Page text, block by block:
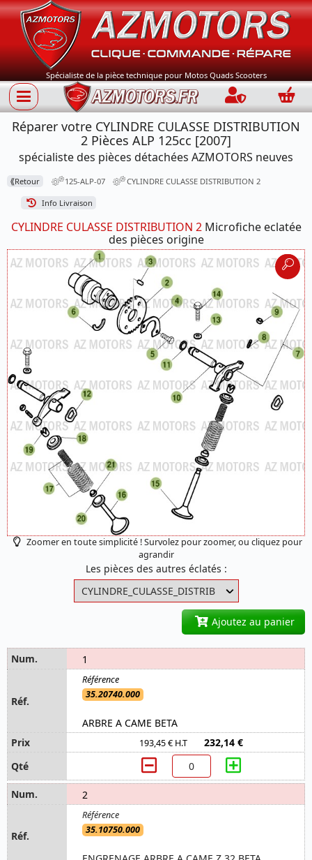
Spécialiste de la pièce technique pour Motos Quads Scooters
Connection
Réparer votre CYLINDRE CULASSE DISTRIBUTION
2 Pièces ALP 125cc [2007]
spécialiste des pièces détachées AZMOTORS neuves
⟪Retour 125-ALP-07 CYLINDRE CULASSE DISTRIBUTION 2
Info Livraison
CYLINDRE CULASSE DISTRIBUTION 2Microfiche eclatée
des pièces origine
Zoomer en toute simplicité ! Survolez pour zoomer, ou cliquez pour
agrandir
Les pièces des autres éclatés :
Ajoutez au panier
1
35.20740.000
ARBRE A CAME BETA
193,45 € H.T 232,14 €
2
35.10750.000